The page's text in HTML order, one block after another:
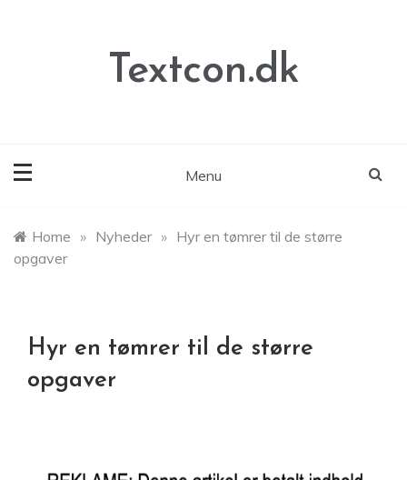
Textcon.dk
Menu
Home » Nyheder » Hyr en tømrer til de større
opgaver
Hyr en tømrer til de større
opgaver